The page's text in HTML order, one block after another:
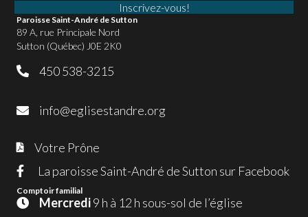
Inscrivez-vous!
Paroisse Saint-André de Sutton
89 A, rue Principale Nord
Sutton (Québec) J0E 2K0
450 538-3215
450 538-3215
info@eglisestandre.org
info@eglisestandre.org
Votre Semainier paroissial
Votre Prône
La paroisse Saint-André de Sutton sur Facebook
Comptoir familial
HoraireMercredi9 h à 12 h sous-sol de l’église